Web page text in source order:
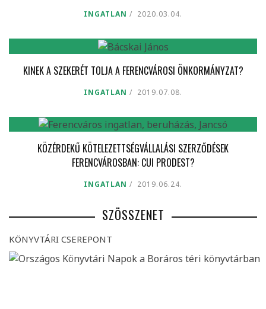
INGATLAN 2020.03.04.
KINEK A SZEKERÉT TOLJA A FERENCVÁROSI ÖNKORMÁNYZAT?
INGATLAN 2019.07.08.
KÖZÉRDEKŰ KÖTELEZETTSÉGVÁLLALÁSI SZERZŐDÉSEK
FERENCVÁROSBAN: CUI PRODEST?
INGATLAN 2019.06.24.
SZÖSSZENET
KÖNYVTÁRI CSEREPONT